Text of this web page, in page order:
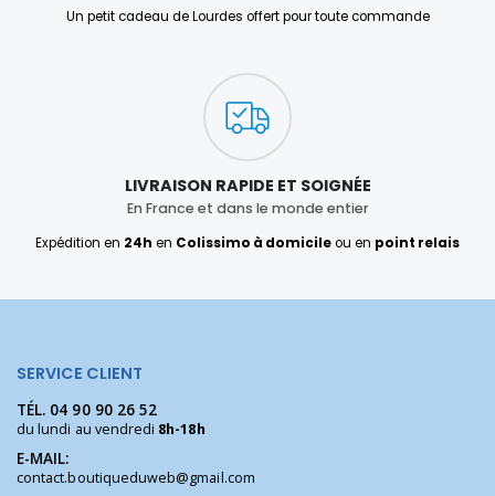
Un petit cadeau de Lourdes offert pour toute commande
LIVRAISON RAPIDE ET SOIGNÉE
En France et dans le monde entier
Expédition en 24h en Colissimo à domicileou en point relais
SERVICE CLIENT
TÉL. 04 90 90 26 52
du lundi au vendredi 8h-18h
E-MAIL:
contact.boutiqueduweb@gmail.com